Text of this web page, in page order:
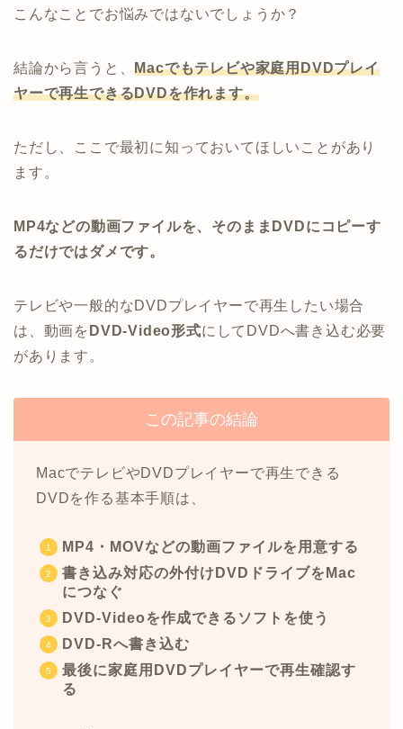
こんなことでお悩みではないでしょうか？
結論から言うと、Macでもテレビや家庭用DVDプレイ
ヤーで再生できるDVDを作れます。
ただし、ここで最初に知っておいてほしいことがあり
ます。
MP4などの動画ファイルを、そのままDVDにコピーす
るだけではダメです。
テレビや一般的なDVDプレイヤーで再生したい場合
は、動画を DVD-Video形式にしてDVDへ書き込む必要
があります。
この記事の結論
MacでテレビやDVDプレイヤーで再生できる
DVDを作る基本手順は、
MP4・MOVなどの動画ファイルを用意する
書き込み対応の外付けDVDドライブをMac
につなぐ
DVD-Videoを作成できるソフトを使う
DVD-Rへ書き込む
最後に家庭用DVDプレイヤーで再生確認す
る